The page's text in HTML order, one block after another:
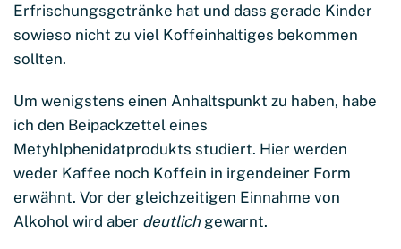
Erfrischungsgetränke hat und dass gerade Kinder
sowieso nicht zu viel Koffeinhaltiges bekommen
sollten.
Um wenigstens einen Anhaltspunkt zu haben, habe
ich den Beipackzettel eines
Metyhlphenidatprodukts studiert. Hier werden
weder Kaffee noch Koffein in irgendeiner Form
erwähnt. Vor der gleichzeitigen Einnahme von
Alkohol wird aber deutlich gewarnt.